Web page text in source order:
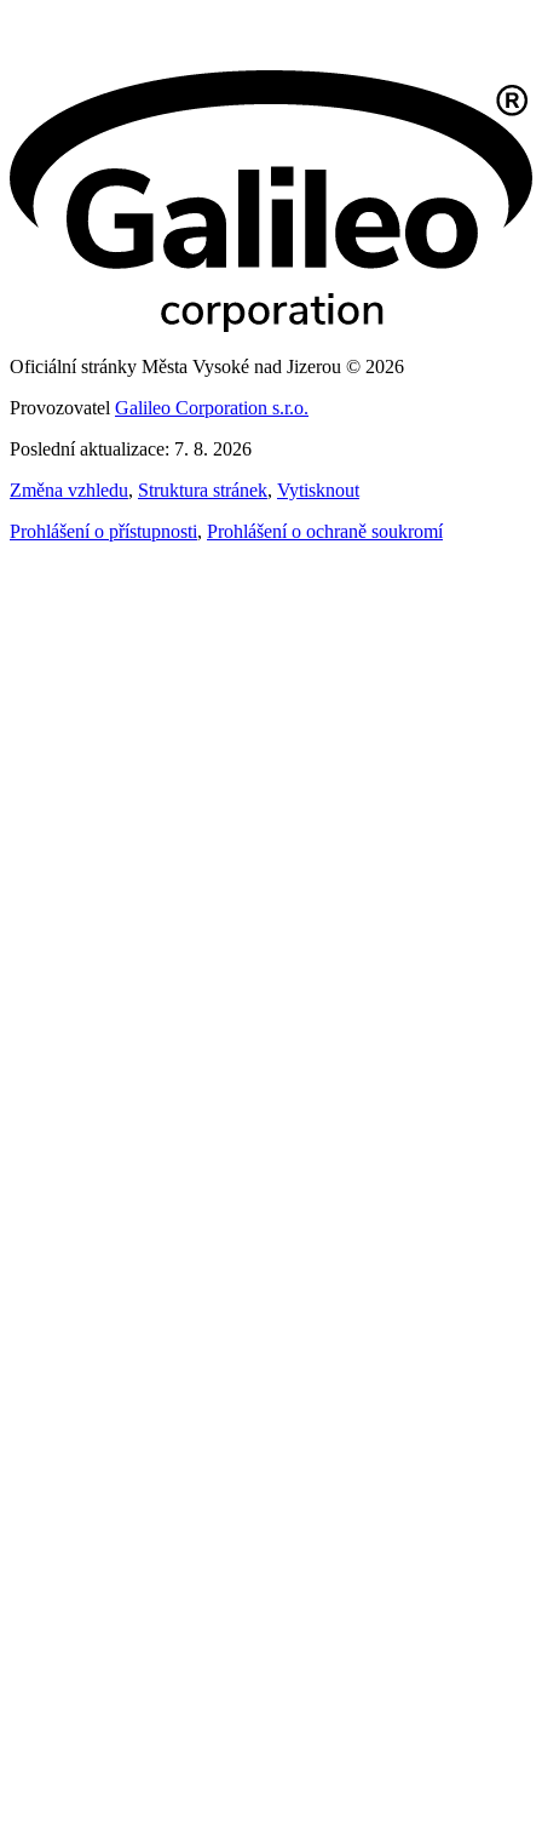
Oficiální stránky Města Vysoké nad Jizerou © 2026
Provozovatel Galileo Corporation s.r.o.
Poslední aktualizace: 7. 8. 2026
Změna vzhledu, Struktura stránek, Vytisknout
Prohlášení o přístupnosti, Prohlášení o ochraně soukromí